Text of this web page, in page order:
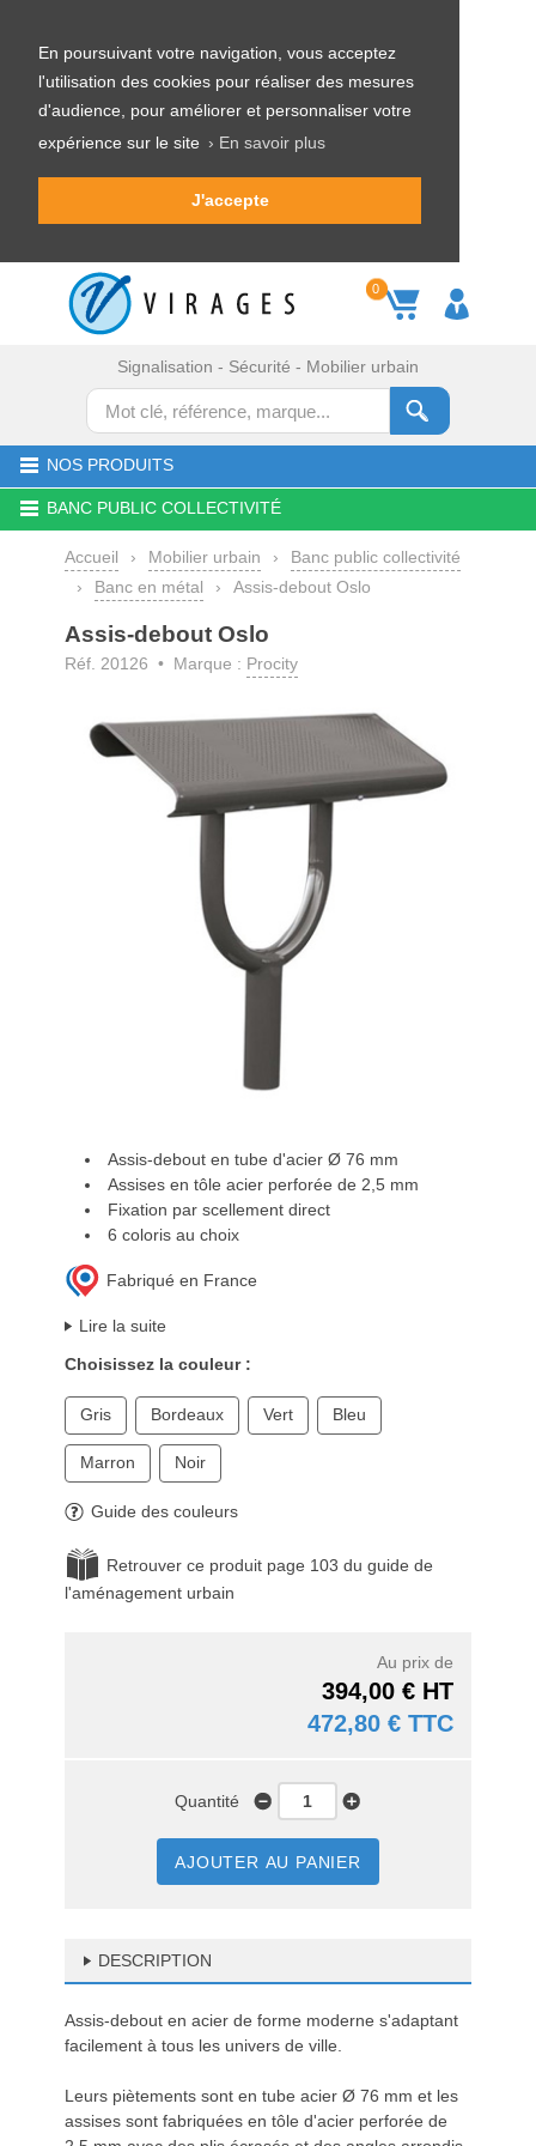
En poursuivant votre navigation, vous acceptez
l'utilisation des cookies pour réaliser des mesures
d'audience, pour améliorer et personnaliser votre
expérience sur le site › En savoir plus
J'accepte
0
Signalisation - Sécurité - Mobilier urbain
NOS PRODUITS
BANC PUBLIC COLLECTIVITÉ
Accueil › Mobilier urbain ›
Banc public collectivité
›
Banc en métal › Assis-debout Oslo
Assis-debout Oslo
Réf. 20126 • Marque : Procity
Assis-debout en tube d'acier Ø 76 mm
Assises en tôle acier perforée de 2,5 mm
Fixation par scellement direct
6 coloris au choix
Fabriqué en France
Lire la suite
Choisissez la couleur :
Gris Bordeaux Vert Bleu
Marron Noir
Guide des couleurs
Retrouver ce produit page 103 du guide de
l'aménagement urbain
Au prix de
394,00 € HT
472,80 € TTC
Quantité
AJOUTER AU PANIER
DESCRIPTION
Assis-debout en acier de forme moderne s'adaptant
facilement à tous les univers de ville.
Leurs piètements sont en tube acier Ø 76 mm et les
assises sont fabriquées en tôle d'acier perforée de